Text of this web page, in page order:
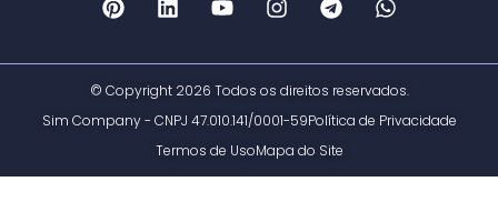
© Copyright 2026 Todos os direitos reservados.
Sim Company - CNPJ 47.010.141/0001-59Política de Privacidade
Termos de UsoMapa do Site